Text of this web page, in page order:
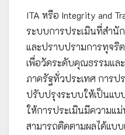
ITA หรือ Integrity and
ระบบการประเมินที่สำนั
และปราบปรามการทุจริ
เพื่อวัดระดับคุณธรรมแล
ภาครัฐทั่วประเทศ การป
ปรับปรุงระบบให้เป็นแบ
ให้การประเมินมีความแม่
สามารถติดตามผลได้แบบ